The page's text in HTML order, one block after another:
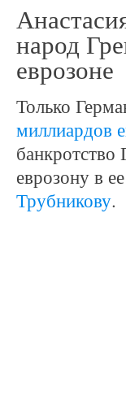
народ
еврозоне
Только
миллиардов
еврозону в
Трубникову.